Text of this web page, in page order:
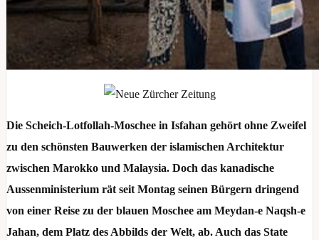
Die Scheich-Lotfollah-Moschee in Isfahan gehört ohne Zweifel
zu den schönsten Bauwerken der islamischen Architektur
zwischen Marokko und Malaysia. Doch das kanadische
Aussenministerium rät seit Montag seinen Bürgern dringend
von einer Reise zu der blauen Moschee am Meydan-e Naqsh-e
Jahan, dem Platz des Abbilds der Welt, ab. Auch das State